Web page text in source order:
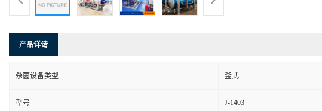
产品详请
杀菌设备类型 釜式
型号 J-1403